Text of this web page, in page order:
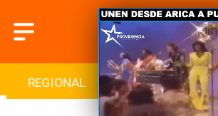
REGIONAL INTERNACIONAL